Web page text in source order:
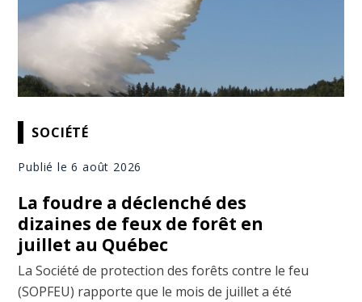
SOCIÉTÉ
Publié le 6 août 2026
La foudre a déclenché des
dizaines de feux de forêt en
juillet au Québec
La Société de protection des forêts contre le feu
(SOPFEU) rapporte que le mois de juillet a été